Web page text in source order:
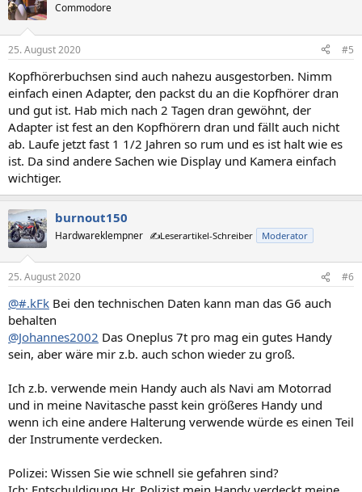
Commodore
25. August 2020 #5
Kopfhörerbuchsen sind auch nahezu ausgestorben. Nimm
einfach einen Adapter, den packst du an die Kopfhörer dran
und gut ist. Hab mich nach 2 Tagen dran gewöhnt, der
Adapter ist fest an den Kopfhörern dran und fällt auch nicht
ab. Laufe jetzt fast 1 1/2 Jahren so rum und es ist halt wie es
ist. Da sind andere Sachen wie Display und Kamera einfach
wichtiger.
burnout150
Hardwareklempner ✍️Leserartikel-Schreiber Moderator
25. August 2020 #6
@#.kFk Bei den technischen Daten kann man das G6 auch
behalten
@Johannes2002 Das Oneplus 7t pro mag ein gutes Handy
sein, aber wäre mir z.b. auch schon wieder zu groß.
Ich z.b. verwende mein Handy auch als Navi am Motorrad
und in meine Navitasche passt kein größeres Handy und
wenn ich eine andere Halterung verwende würde es einen Teil
der Instrumente verdecken.
Polizei: Wissen Sie wie schnell sie gefahren sind?